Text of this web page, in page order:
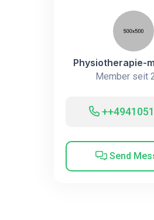
Physiotherapie-
Member seit
Send